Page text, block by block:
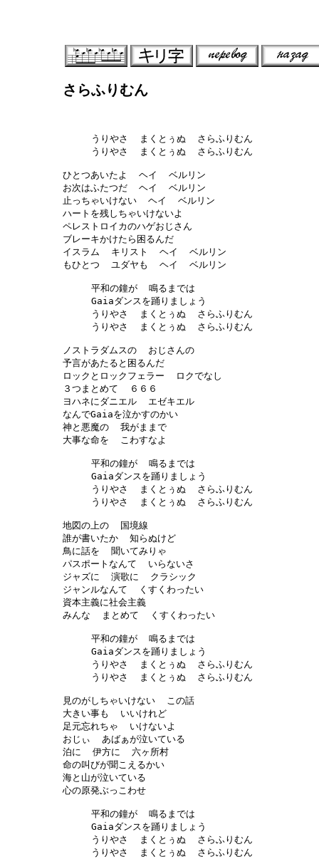
さらふりむん
     うりやさ  まくとぅぬ  さらふりむん
     うりやさ  まくとぅぬ  さらふりむん
ひとつあいたよ  ヘイ  ベルリン
お次はふたつだ  ヘイ  ベルリン
止っちゃいけない  ヘイ  ベルリン
ハートを残しちゃいけないよ
ペレストロイカのハゲおじさん
ブレーキかけたら困るんだ
イスラム  キリスト  ヘイ  ベルリン
もひとつ  ユダヤも  ヘイ  ベルリン
     平和の鐘が  鳴るまでは
     Gaiaダンスを踊りましょう
     うりやさ  まくとぅぬ  さらふりむん
     うりやさ  まくとぅぬ  さらふりむん
ノストラダムスの  おじさんの
予言があたると困るんだ
ロックとロックフェラー  ロクでなし
３つまとめて  ６６６
ヨハネにダニエル  エゼキエル
なんでGaiaを泣かすのかい
神と悪魔の  我がままで
大事な命を  こわすなよ
     平和の鐘が  鳴るまでは
     Gaiaダンスを踊りましょう
     うりやさ  まくとぅぬ  さらふりむん
     うりやさ  まくとぅぬ  さらふりむん
地図の上の  国境線
誰が書いたか  知らぬけど
鳥に話を  聞いてみりゃ
パスポートなんて  いらないさ
ジャズに  演歌に  クラシック
ジャンルなんて  くすくわったい
資本主義に社会主義
みんな  まとめて  くすくわったい
     平和の鐘が  鳴るまでは
     Gaiaダンスを踊りましょう
     うりやさ  まくとぅぬ  さらふりむん
     うりやさ  まくとぅぬ  さらふりむん
見のがしちゃいけない  この話
大きい事も  いいけれど
足元忘れちゃ  いけないよ
おじぃ  あばぁが泣いている
泊に  伊方に  六ヶ所村
命の叫びが聞こえるかい
海と山が泣いている
心の原発ぶっこわせ
     平和の鐘が  鳴るまでは
     Gaiaダンスを踊りましょう
     うりやさ  まくとぅぬ  さらふりむん
     うりやさ  まくとぅぬ  さらふりむん